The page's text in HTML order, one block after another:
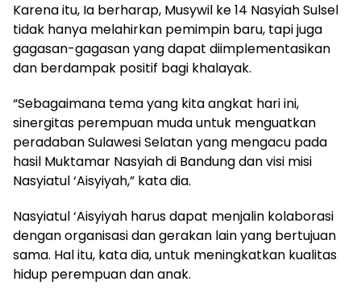
Karena itu, Ia berharap, Musywil ke 14 Nasyiah Sulsel
tidak hanya melahirkan pemimpin baru, tapi juga
gagasan-gagasan yang dapat diimplementasikan
dan berdampak positif bagi khalayak.
“Sebagaimana tema yang kita angkat hari ini,
sinergitas perempuan muda untuk menguatkan
peradaban Sulawesi Selatan yang mengacu pada
hasil Muktamar Nasyiah di Bandung dan visi misi
Nasyiatul ‘Aisyiyah,” kata dia.
Nasyiatul ‘Aisyiyah harus dapat menjalin kolaborasi
dengan organisasi dan gerakan lain yang bertujuan
sama. Hal itu, kata dia, untuk meningkatkan kualitas
hidup perempuan dan anak.